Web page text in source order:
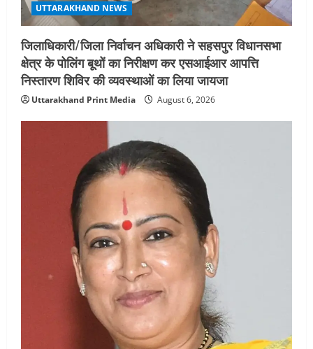
UTTARAKHAND NEWS
जिलाधिकारी/जिला निर्वाचन अधिकारी ने सहसपुर विधानसभा
क्षेत्र के पोलिंग बूथों का निरीक्षण कर एसआईआर आपत्ति
निस्तारण शिविर की व्यवस्थाओं का लिया जायजा
Uttarakhand Print Media August 6, 2026